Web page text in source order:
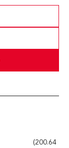
(200.64